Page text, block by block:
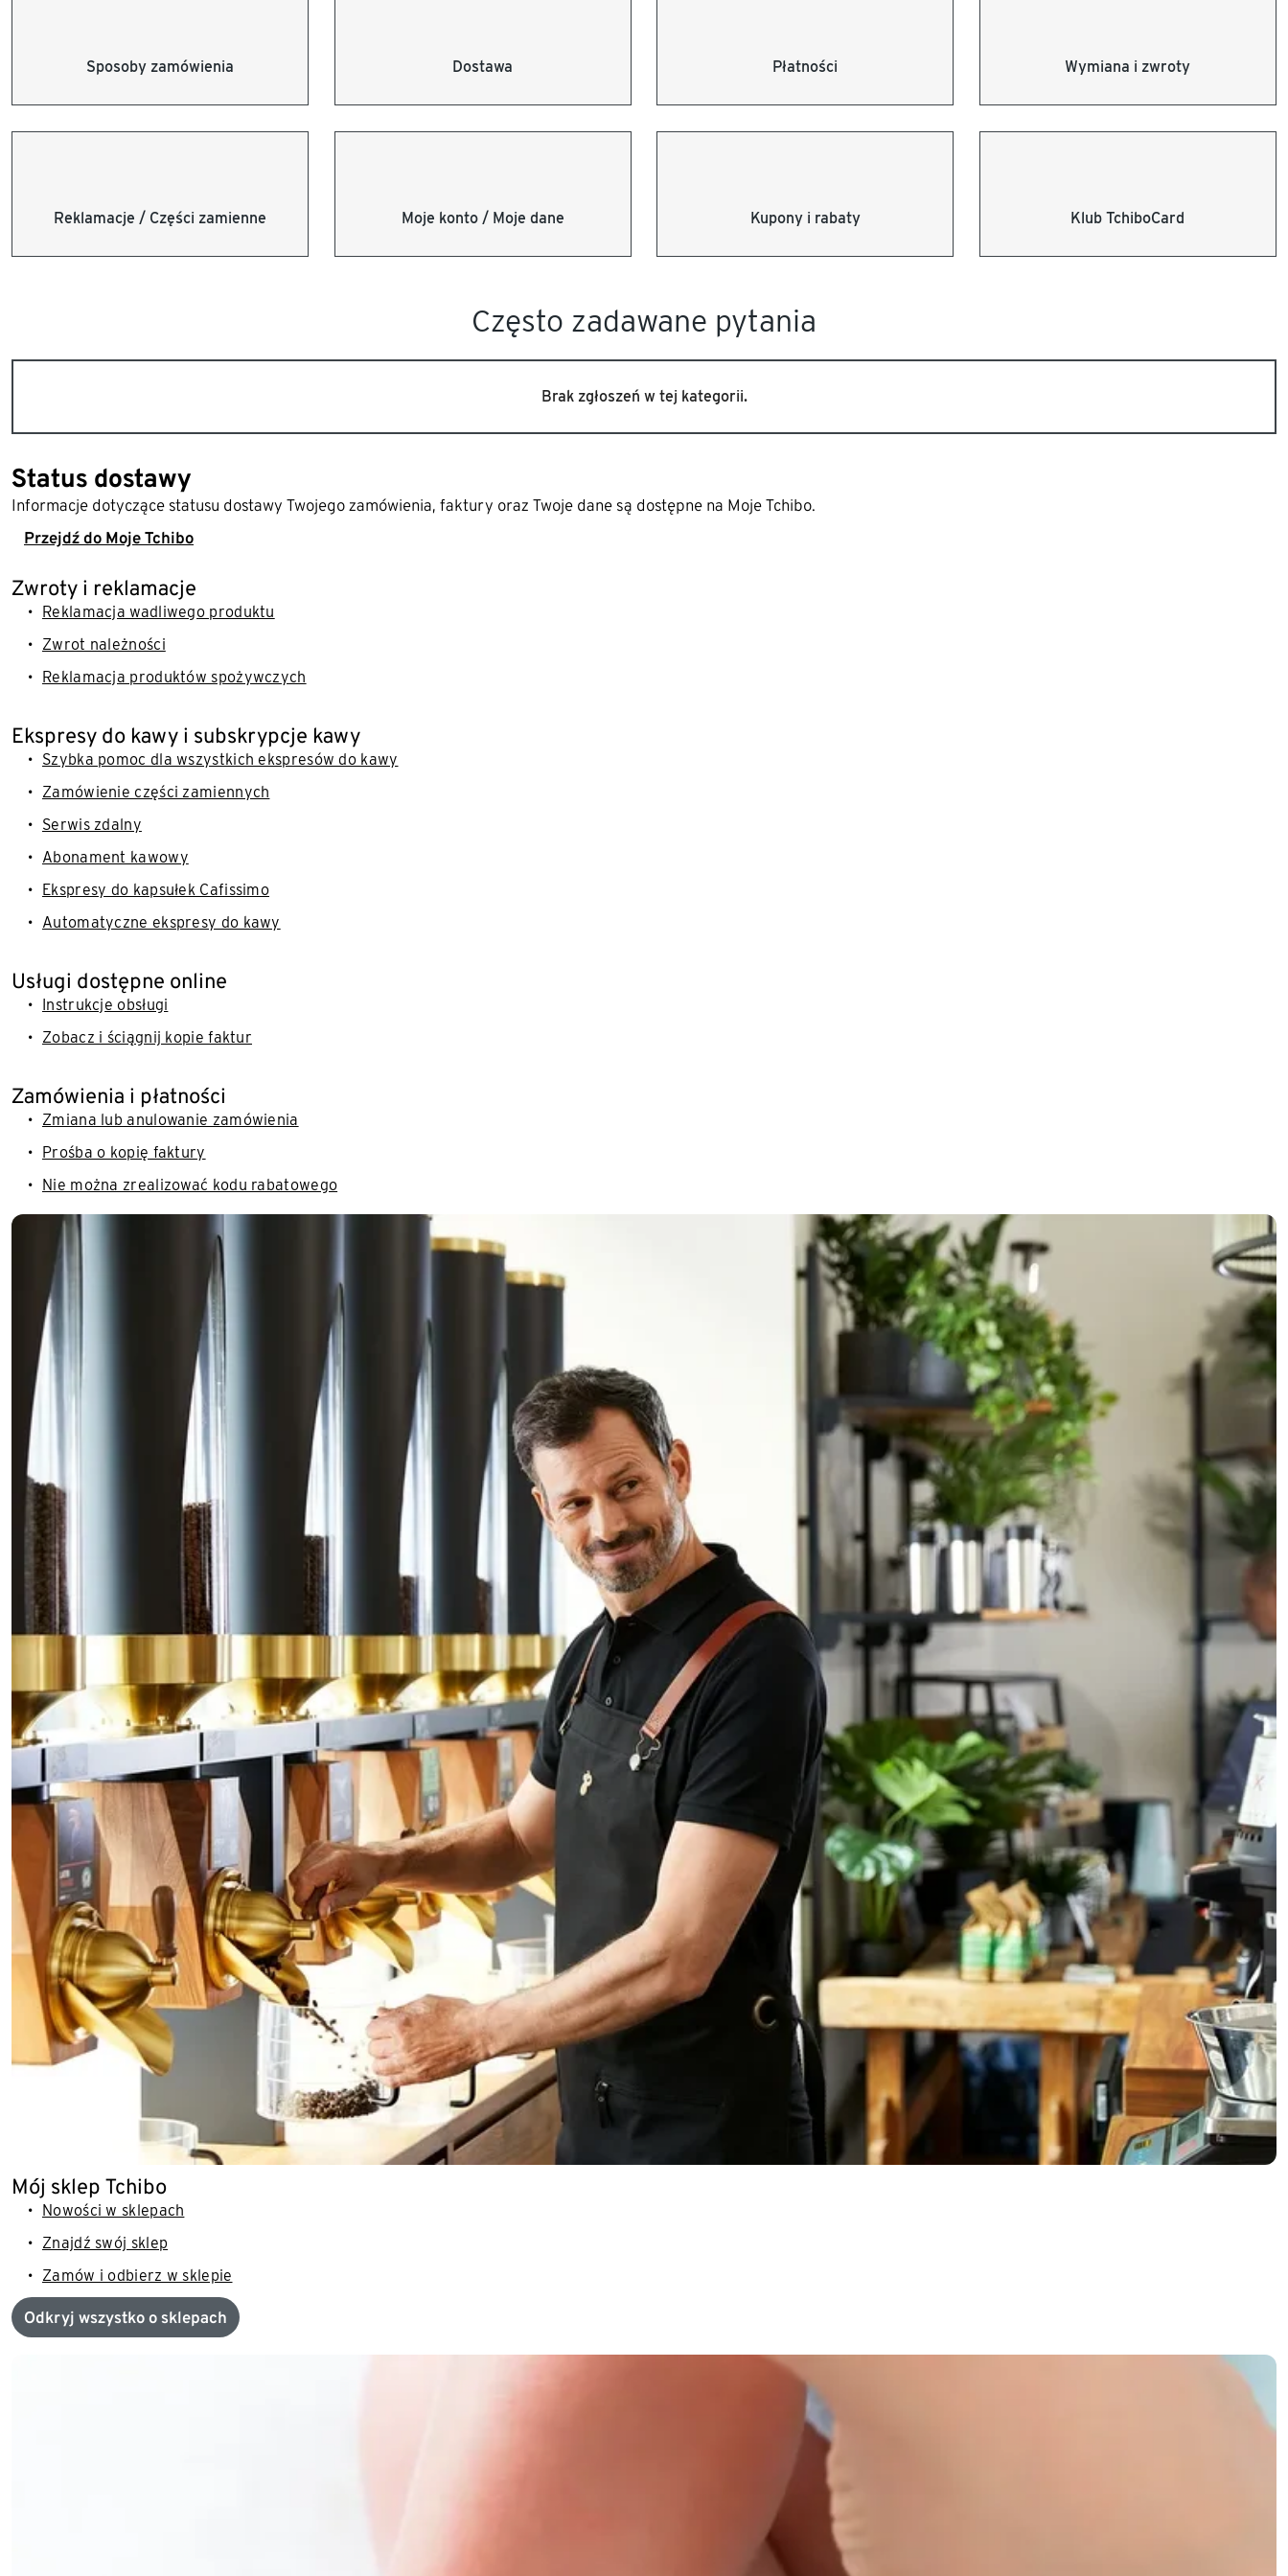
Sposoby zamówienia Dostawa Płatności Wymiana i zwroty
Reklamacje / Części zamienne Moje konto / Moje dane Kupony i rabaty Klub TchiboCard
Często zadawane pytania
Brak zgłoszeń w tej kategorii.
Status dostawy
Informacje dotyczące statusu dostawy Twojego zamówienia, faktury oraz Twoje dane są dostępne na Moje Tchibo.
Przejdź do Moje Tchibo
Zwroty i reklamacje
Reklamacja wadliwego produktu
Zwrot należności
Reklamacja produktów spożywczych
Ekspresy do kawy i subskrypcje kawy
Szybka pomoc dla wszystkich ekspresów do kawy
Zamówienie części zamiennych
Serwis zdalny
Abonament kawowy
Ekspresy do kapsułek Cafissimo
Automatyczne ekspresy do kawy
Usługi dostępne online
Instrukcje obsługi
Zobacz i ściągnij kopie faktur
Zamówienia i płatności
Zmiana lub anulowanie zamówienia
Prośba o kopię faktury
Nie można zrealizować kodu rabatowego
Mój sklep Tchibo
Nowości w sklepach
Znajdź swój sklep
Zamów i odbierz w sklepie
Odkryj wszystko o sklepach